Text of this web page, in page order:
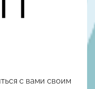
с вами своим